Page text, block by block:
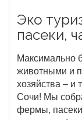
Эко
пасеки,
Максимально
животными и
хозяйства – и
Сочи! Мы
фермы, пасеки